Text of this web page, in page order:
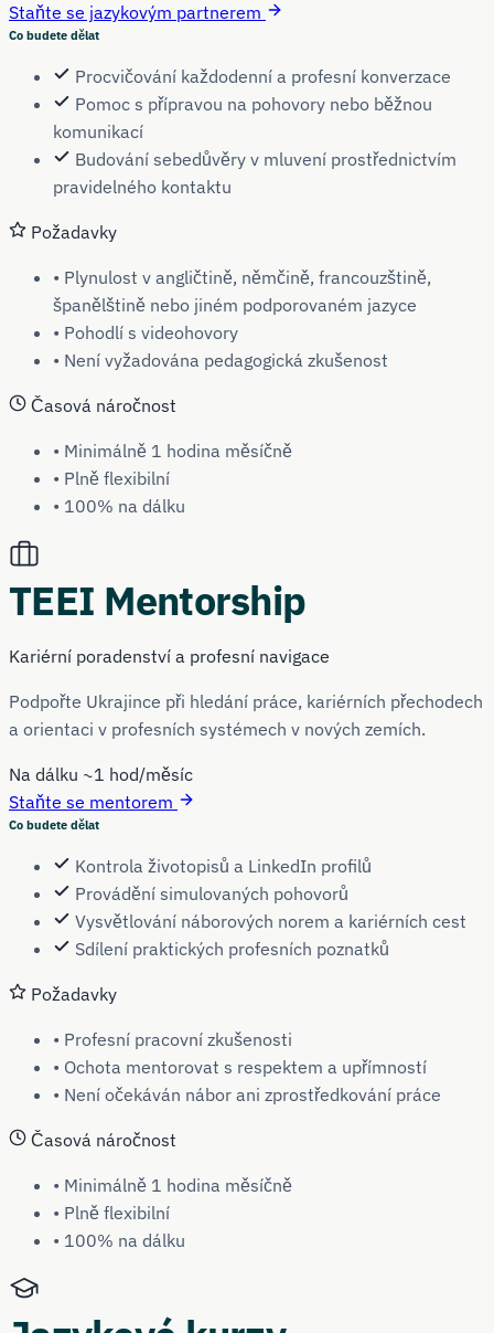
Staňte se jazykovým partnerem
Co budete dělat
Procvičování každodenní a profesní konverzace
Pomoc s přípravou na pohovory nebo běžnou
komunikací
Budování sebedůvěry v mluvení prostřednictvím
pravidelného kontaktu
Požadavky
• Plynulost v angličtině, němčině, francouzštině,
španělštině nebo jiném podporovaném jazyce
• Pohodlí s videohovory
• Není vyžadována pedagogická zkušenost
Časová náročnost
• Minimálně 1 hodina měsíčně
• Plně flexibilní
• 100% na dálku
TEEI Mentorship
Kariérní poradenství a profesní navigace
Podpořte Ukrajince při hledání práce, kariérních přechodech
a orientaci v profesních systémech v nových zemích.
Na dálku ~1 hod/měsíc
Staňte se mentorem
Co budete dělat
Kontrola životopisů a LinkedIn profilů
Provádění simulovaných pohovorů
Vysvětlování náborových norem a kariérních cest
Sdílení praktických profesních poznatků
Požadavky
• Profesní pracovní zkušenosti
• Ochota mentorovat s respektem a upřímností
• Není očekáván nábor ani zprostředkování práce
Časová náročnost
• Minimálně 1 hodina měsíčně
• Plně flexibilní
• 100% na dálku